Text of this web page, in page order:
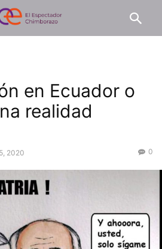
en Ecuador o
realidad
2020 0